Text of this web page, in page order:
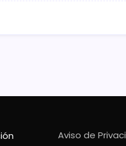
Aviso de